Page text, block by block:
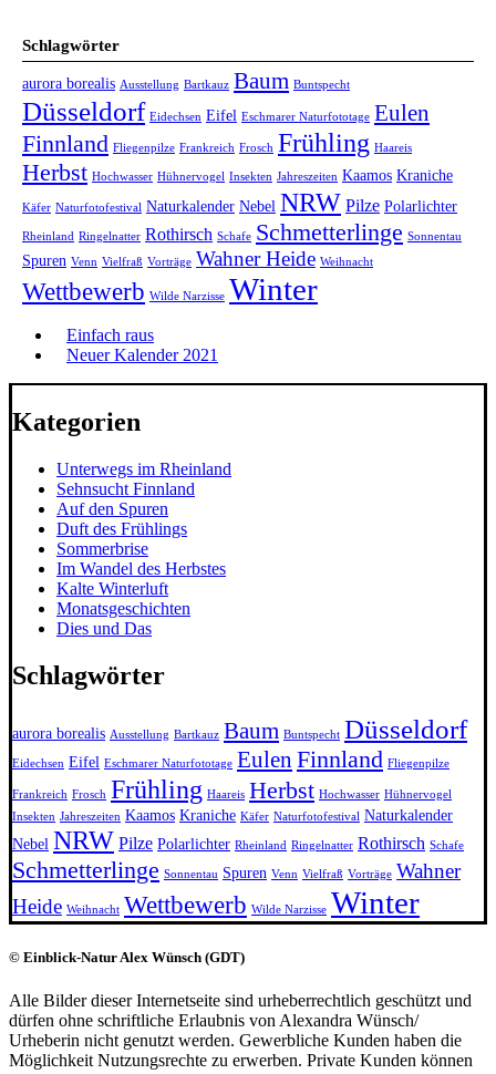
Schlagwörter
aurora borealis Ausstellung Bartkauz Baum Buntspecht
Düsseldorf Eidechsen Eifel Eschmarer Naturfototage Eulen
Finnland Fliegenpilze Frankreich Frosch Frühling Haareis
Herbst Hochwasser Hühnervogel Insekten Jahreszeiten Kaamos Kraniche
Käfer Naturfotofestival Naturkalender Nebel NRW Pilze Polarlichter
Rheinland Ringelnatter Rothirsch Schafe Schmetterlinge Sonnentau
Spuren Venn Vielfraß Vorträge Wahner Heide Weihnacht
Wettbewerb Wilde Narzisse Winter
Einfach raus
Neuer Kalender 2021
Kategorien
Unterwegs im Rheinland
Sehnsucht Finnland
Auf den Spuren
Duft des Frühlings
Sommerbrise
Im Wandel des Herbstes
Kalte Winterluft
Monatsgeschichten
Dies und Das
Schlagwörter
aurora borealis Ausstellung Bartkauz Baum Buntspecht Düsseldorf
Eidechsen Eifel Eschmarer Naturfototage Eulen Finnland Fliegenpilze
Frankreich Frosch Frühling Haareis Herbst Hochwasser Hühnervogel
Insekten Jahreszeiten Kaamos Kraniche Käfer Naturfotofestival Naturkalender
Nebel NRW Pilze Polarlichter Rheinland Ringelnatter Rothirsch Schafe
Schmetterlinge Sonnentau Spuren Venn Vielfraß Vorträge Wahner
Heide Weihnacht Wettbewerb Wilde Narzisse Winter
© Einblick-Natur Alex Wünsch (GDT)
Alle Bilder dieser Internetseite sind urheberrechtlich geschützt und
dürfen ohne schriftliche Erlaubnis von Alexandra Wünsch/
Urheberin nicht genutzt werden. Gewerbliche Kunden haben die
Möglichkeit Nutzungsrechte zu erwerben. Private Kunden können